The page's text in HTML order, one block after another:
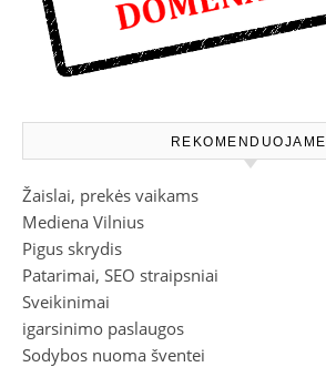
REKOMENDUOJAME
Žaislai, prekės vaikams
Mediena Vilnius
Pigus skrydis
Patarimai, SEO straipsniai
Sveikinimai
igarsinimo paslaugos
Sodybos nuoma šventei